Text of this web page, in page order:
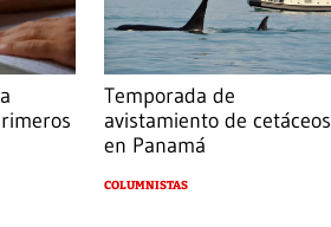
Temporada de
avistamiento de cetáceos
en Panamá
COLUMNISTAS